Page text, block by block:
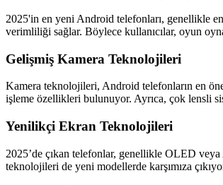
2025'in en yeni Android telefonları, genellikle
verimliliği sağlar. Böylece kullanıcılar, oyun
Gelişmiş Kamera Teknolojileri
Kamera teknolojileri, Android telefonların en
işleme özellikleri bulunuyor. Ayrıca, çok lensli
Yenilikçi Ekran Teknolojileri
2025’de çıkan telefonlar, genellikle OLED
teknolojileri de yeni modellerde karşımıza